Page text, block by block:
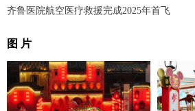
齐鲁医院航空医疗救援完成2025年首飞
图 片